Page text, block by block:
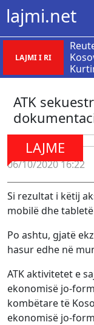
lajmi.net
LAJMI I RI
ATK
LAJME
06/10/2020 16:22
Si rezultat i këtij
mobilë dhe
Po ashtu, gjatë
hasur edhe në
ATK aktivitetet e
ekonomisë jo-
kombëtare të
ekonomisë jo-